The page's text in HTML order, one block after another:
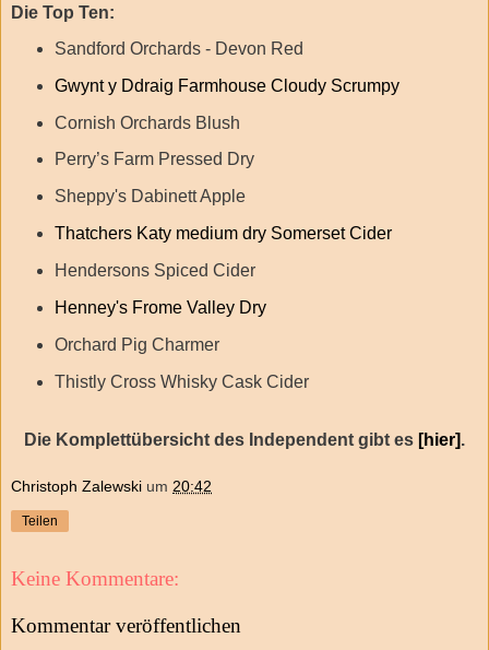
Die Top Ten:
Sandford Orchards - Devon Red
Gwynt y Ddraig Farmhouse Cloudy Scrumpy
Cornish Orchards Blush
Perry’s Farm Pressed Dry
Sheppy's Dabinett Apple
Thatchers Katy medium dry Somerset Cider
Hendersons Spiced Cider
Henney's Frome Valley Dry
Orchard Pig Charmer
Thistly Cross Whisky Cask Cider
Die Komplettübersicht des Independent gibt es [hier].
Christoph Zalewski um 20:42
Teilen
Keine Kommentare:
Kommentar veröffentlichen